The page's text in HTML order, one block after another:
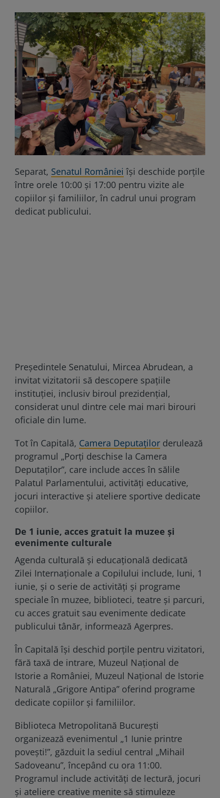
Separat, Senatul României își deschide porțile
între orele 10:00 și 17:00 pentru vizite ale
copiilor și familiilor, în cadrul unui program
dedicat publicului.
Președintele Senatului, Mircea Abrudean, a
invitat vizitatorii să descopere spațiile
instituției, inclusiv biroul prezidențial,
considerat unul dintre cele mai mari birouri
oficiale din lume.
Tot în Capitală, Camera Deputaților derulează
programul „Porți deschise la Camera
Deputaților”, care include acces în sălile
Palatul Parlamentului, activități educative,
jocuri interactive și ateliere sportive dedicate
copiilor.
De 1 iunie, acces gratuit la muzee și
evenimente culturale
Agenda culturală și educațională dedicată
Zilei Internaționale a Copilului include, luni, 1
iunie, și o serie de activități și programe
speciale în muzee, biblioteci, teatre și parcuri,
cu acces gratuit sau evenimente dedicate
publicului tânăr, informează Agerpres.
În Capitală își deschid porțile pentru vizitatori,
fără taxă de intrare, Muzeul Național de
Istorie a României, Muzeul Național de Istorie
Naturală „Grigore Antipa” oferind programe
dedicate copiilor și familiilor.
Biblioteca Metropolitană București
organizează evenimentul „1 Iunie printre
povești!”, găzduit la sediul central „Mihail
Sadoveanu”, începând cu ora 11:00.
Programul include activități de lectură, jocuri
și ateliere creative menite să stimuleze